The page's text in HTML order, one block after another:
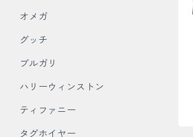
オメガ
グッチ
ブルガリ
ハリーウィンストン
ティファニー
タグホイヤー